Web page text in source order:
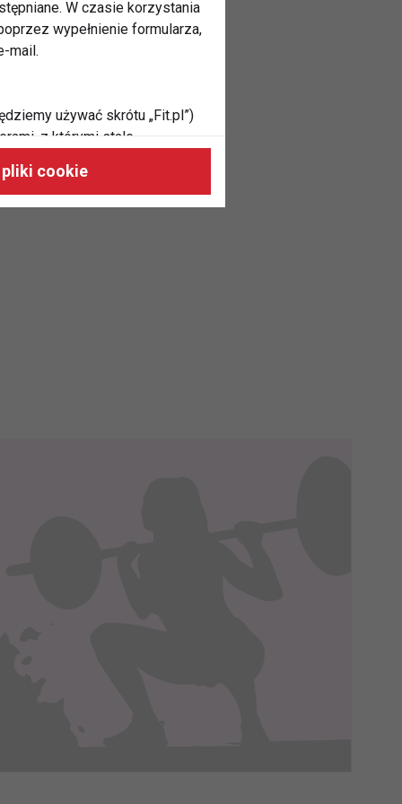
W czasie korzystania
wypełnienie formularza,
mail.
używać skrótu „Fit.pl”)
z którymi stale
oparciu o stosowną podstawę
zbierane są przez naszych
ich przetwarzania. Możesz
praw wymienionych
do Twoich zainteresowań,
umów o ich świadczenie
cookie